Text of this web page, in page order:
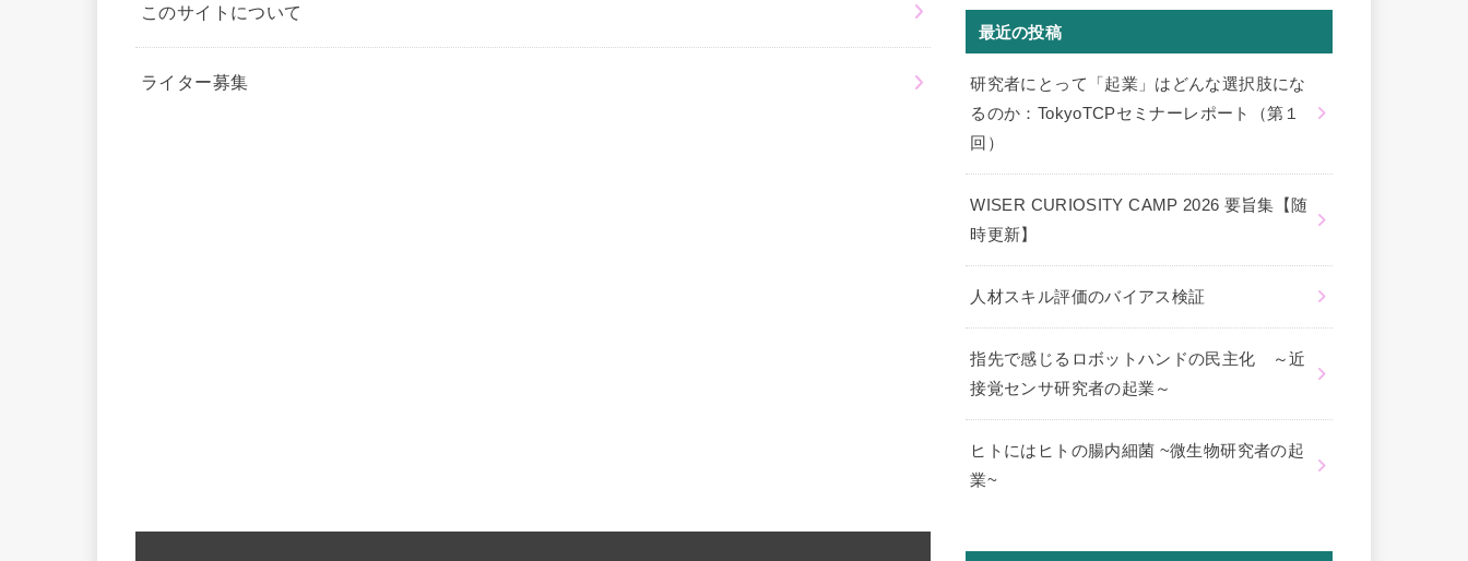
このサイトについて
ライター募集
最近の投稿
研究者にとって「起業」はどんな選択肢にな
るのか：TokyoTCPセミナーレポート（第１
回）
WISER CURIOSITY CAMP 2026 要旨集【随
時更新】
人材スキル評価のバイアス検証
指先で感じるロボットハンドの民主化 ～近
接覚センサ研究者の起業～
ヒトにはヒトの腸内細菌 ~微生物研究者の起
業~